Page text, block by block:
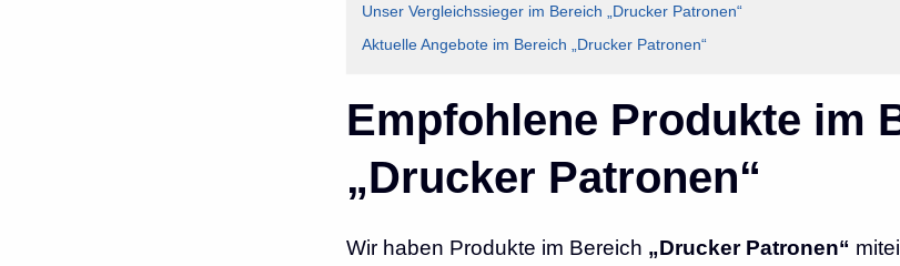
Unser Vergleichssieger im Bereich „Drucker Patronen“
Aktuelle Angebote im Bereich „Drucker Patronen“
Empfohlene Produkte im
„Drucker Patronen“
Wir haben Produkte im Bereich „Drucker Patronen“